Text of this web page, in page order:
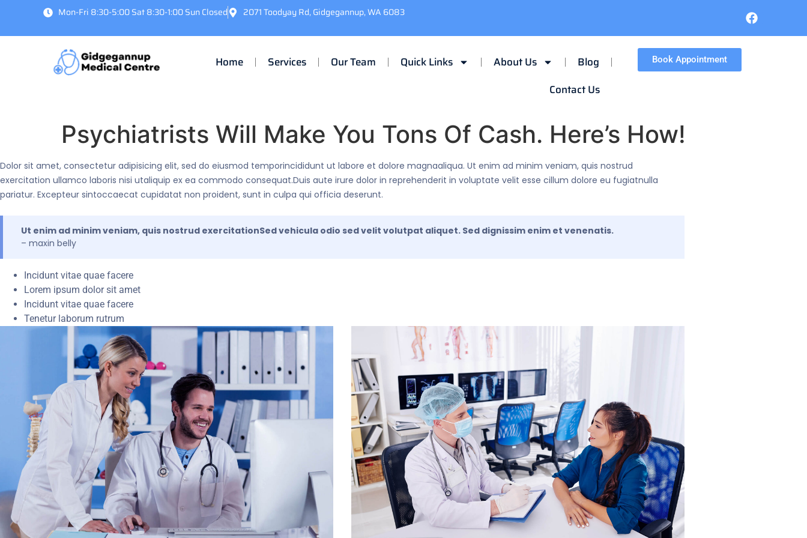
Mon-Fri 8:30-5:00 Sat 8:30-1:00 Sun Closed 2071 Toodyay Rd, Gidgegannup, WA 6083
Home Services Our Team Quick Links About Us
Blog
Contact Us
Book Appointment
Psychiatrists Will Make You Tons Of Cash. Here’s How!
Dolor sit amet, consectetur adipisicing elit, sed do eiusmod temporincididunt ut labore et dolore magnaaliqua. Ut enim ad minim veniam, quis nostrud
exercitation ullamco laboris nisi utaliquip ex ea commodo consequat.Duis aute irure dolor in reprehenderit in voluptate velit esse cillum dolore eu fugiatnulla
pariatur. Excepteur sintoccaecat cupidatat non proident, sunt in culpa qui officia deserunt.
Ut enim ad minim veniam, quis nostrud exercitationSed vehicula odio sed velit volutpat aliquet. Sed dignissim enim et venenatis.
– maxin belly
Incidunt vitae quae facere
Lorem ipsum dolor sit amet
Incidunt vitae quae facere
Tenetur laborum rutrum